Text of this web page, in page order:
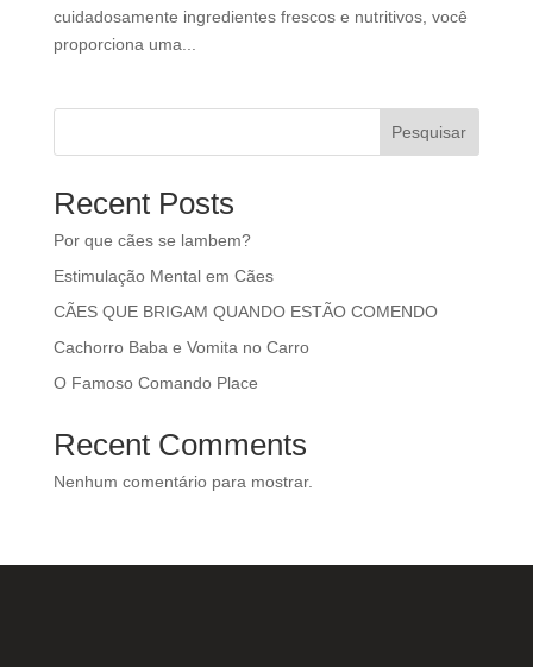
cuidadosamente ingredientes frescos e nutritivos, você
proporciona uma...
Pesquisar
Recent Posts
Por que cães se lambem?
Estimulação Mental em Cães
CÃES QUE BRIGAM QUANDO ESTÃO COMENDO
Cachorro Baba e Vomita no Carro
O Famoso Comando Place
Recent Comments
Nenhum comentário para mostrar.